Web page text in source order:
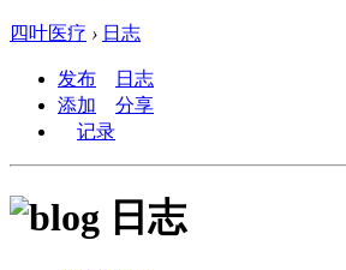
四叶医疗 › 日志
发布
日志
添加
分享
记录
日志